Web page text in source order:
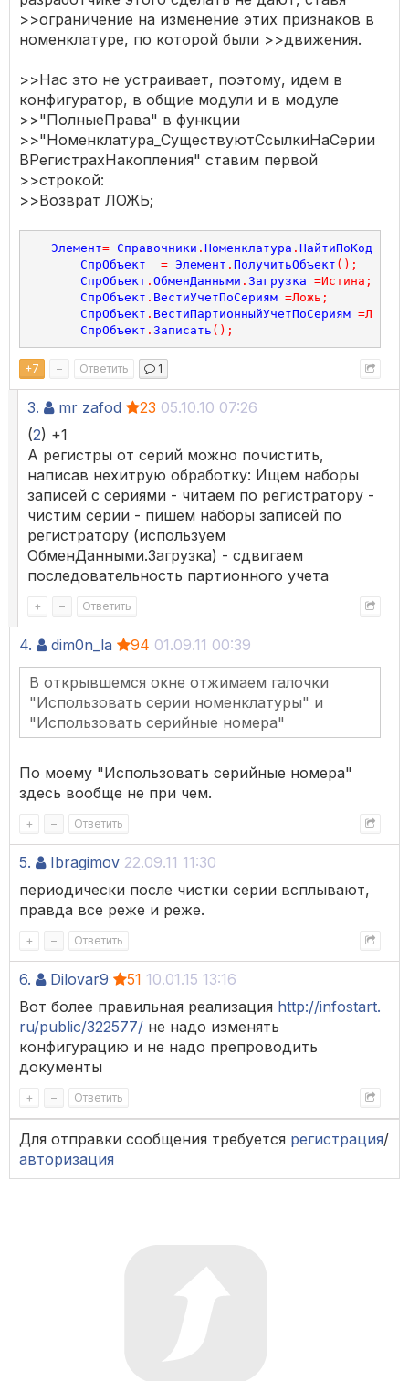
>>ограничение на изменение этих признаков в
номенклатуре, по которой были >>движения.
>>Нас это не устраивает, поэтому, идем в
конфигуратор, в общие модули и в модуле
>>"ПолныеПрава" в функции
>>"Номенклатура_СуществуютСсылкиНаСерии
ВРегистрахНакопления" ­ ставим первой
>>строкой:
>>Возврат ЛОЖЬ;
Элемент= Справочники . Номенклатура . НайтиПоКоду
СпрОбъект
= Элемент . ПолучитьОбъект ();
СпрОбъект . ОбменДанными . Загрузка =Истина ;
СпрОбъект . ВестиУчетПоСериям =Ложь ;
СпрОбъект . ВестиПартионныйУчетПоСериям =Ложь
СпрОбъект . Записать ();
+7 – Ответить 1
3. mr zafod 23 05.10.10 07:26
(2) +1
А регистры от серий можно почистить,
написав нехитрую обработку: Ищем наборы
записей с сериями - читаем по регистратору -
чистим серии - пишем наборы записей по
регистратору (используем
ОбменДанными.Загрузка) - сдвигаем
последовательность партионного учета
+ – Ответить
4. dim0n_la 94 01.09.11 00:39
В открывшемся окне отжимаем галочки
"Использовать серии номенклатуры" и
"Использовать серийные номера"
По моему "Использовать серийные номера"
здесь вообще не при чем.
+ – Ответить
5. Ibragimov 22.09.11 11:30
периодически после чистки серии всплывают,
правда все реже и реже.
+ – Ответить
6. Dilovar9 51 10.01.15 13:16
Вот более правильная реализация http://infostart.
ru/public/322577/ не надо изменять
конфигурацию и не надо препроводить
документы
+ – Ответить
Для отправки сообщения требуется регистрация/
авторизация